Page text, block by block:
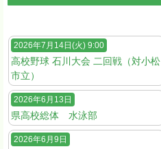
2026年7月14日(火) 9:00
高校野球 石川大会 二回戦（対小松
市立）
2026年6月13日
県高校総体 水泳部
2026年6月9日